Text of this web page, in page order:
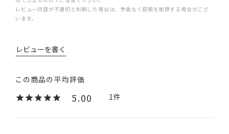
レビュー内容が不適切と判断した場合は、予告なく投稿を削除する場合がござ
います。
5.00 1
レビューを書く